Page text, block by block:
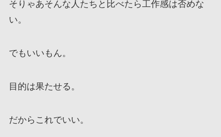
そりゃあそんな人たちと比べたら工作感は否めな
い。
でもいいもん。
目的は果たせる。
だからこれでいい。